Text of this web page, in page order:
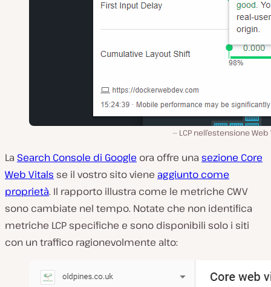
LCP nell’estensione
La Search Console di Google ora offre una sezione Core
Web Vitals se il vostro sito viene aggiunto come
proprietà. Il rapporto illustra come le metriche CWV
sono cambiate nel tempo. Notate che non identifica
metriche LCP specifiche e sono disponibili solo i siti
con un traffico ragionevolmente alto: